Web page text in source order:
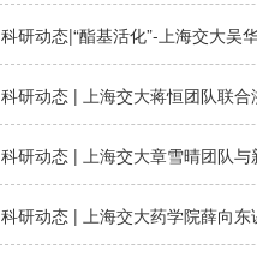
科研动态|“酯基活化”-上海交大吴
科研动态 | 上海交大药学院薛向